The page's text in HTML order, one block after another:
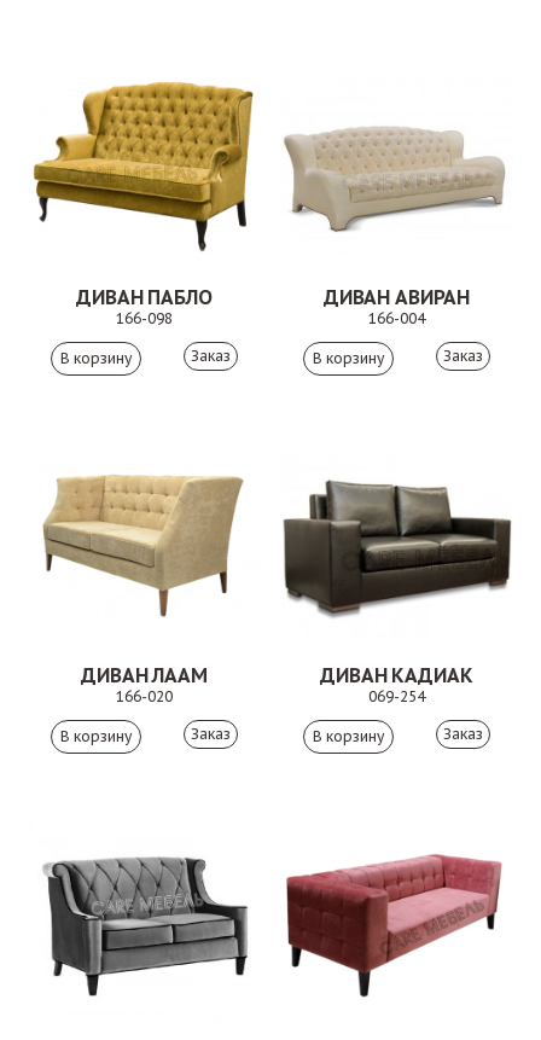
ДИВАН ПАБЛО
166-098
Заказ
ДИВАН АВИРАН
166-004
Заказ
ДИВАН ЛААМ
166-020
Заказ
ДИВАН КАДИАК
069-254
Заказ